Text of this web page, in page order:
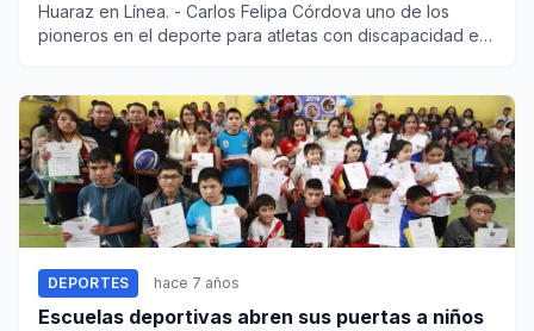
Huaraz en Línea. - Carlos Felipa Córdova uno de los
pioneros en el deporte para atletas con discapacidad en
DEPORTES hace 7 años
Escuelas deportivas abren sus puertas a niños